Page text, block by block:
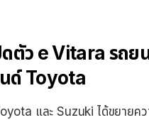
ตัว e Vitara รถย
ด์ Toyota
และ Suzuki ได้ขยาย